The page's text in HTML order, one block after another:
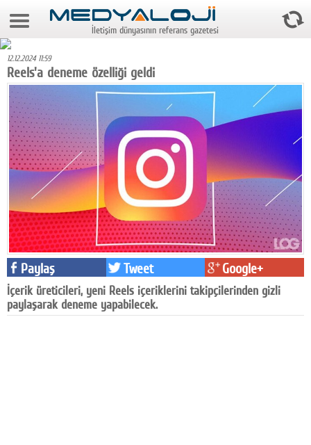
7 Ağustos 2026 9:43:31
Foto Galeri
Video Galeri
Gazeteler
Medya
Reyting-tiraj
Teknoloji
Televizyon
Dünya
Pr
İletişim dünyasının referans gazetesi
12.12.2024 11:59
Reels'a deneme özelliği geldi
Paylaş Tweet Google+
İçerik üreticileri, yeni Reels içeriklerini takipçilerinden gizli
paylaşarak deneme yapabilecek.